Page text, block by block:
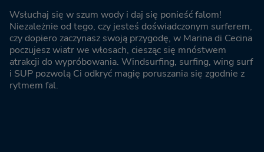
Wsłuchaj się w szum wody i daj się ponieść falom!
Niezależnie od tego, czy jesteś doświadczonym surferem,
czy dopiero zaczynasz swoją przygodę, w Marina di Cecina
poczujesz wiatr we włosach, ciesząc się mnóstwem
atrakcji do wypróbowania. Windsurfing, surfing, wing surf
i SUP pozwolą Ci odkryć magię poruszania się zgodnie z
rytmem fal.